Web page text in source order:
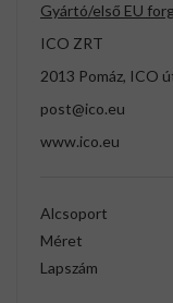
Gyártó/első EU
ICO ZRT
2013 Pomáz, ICO
post@ico.eu
www.ico.eu
Alcsoport
Méret
Lapszám